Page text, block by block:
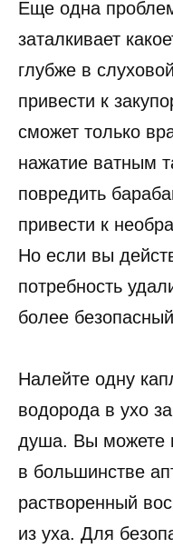
Еще одна
заталкивает
глубже в
привести к
сможет только
нажатие ватным
повредить
привести к
Но если вы
потребность
более
Налейте одну
водорода в ухо
душа. Вы можете
в большинстве
растворенный
из уха. Для